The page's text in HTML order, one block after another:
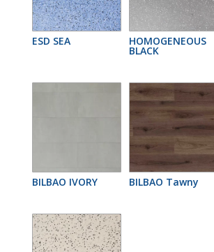
ESD SEA HOMOGENEOUS
BLACK
BILBAO IVORY BILBAO Tawny